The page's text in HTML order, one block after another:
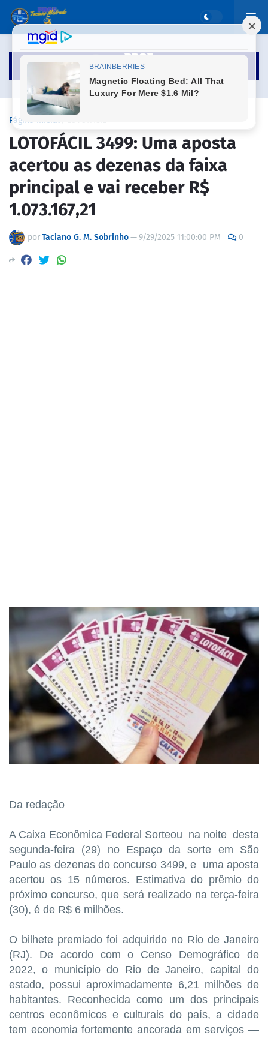
Página inicial
LOTOFÁCIL 3499: Uma aposta
acertou as dezenas da faixa
principal e vai receber R$
1.073.167,21
porTaciano G. M. Sobrinho—9/29/2025 11:00:00 PM 0
Da redação
A Caixa Econômica Federal Sorteou na noite desta
segunda-feira (29) no Espaço da sorte em São
Paulo as dezenas doconcurso 3499, e uma aposta
acertou os 15 números. Estimativa do prêmio do
próximo concurso, que será realizado na terça-feira
(30), é de R$ 6 milhões.
O bilhete premiado foi adquirido no Rio de Janeiro
(RJ). De acordo com o Censo Demográfico de
2022, o município do Rio de Janeiro, capital do
estado, possui aproximadamente 6,21 milhões de
habitantes. Reconhecida como um dos principais
centros econômicos e culturais do país, a cidade
tem economia fortemente ancorada em serviços —